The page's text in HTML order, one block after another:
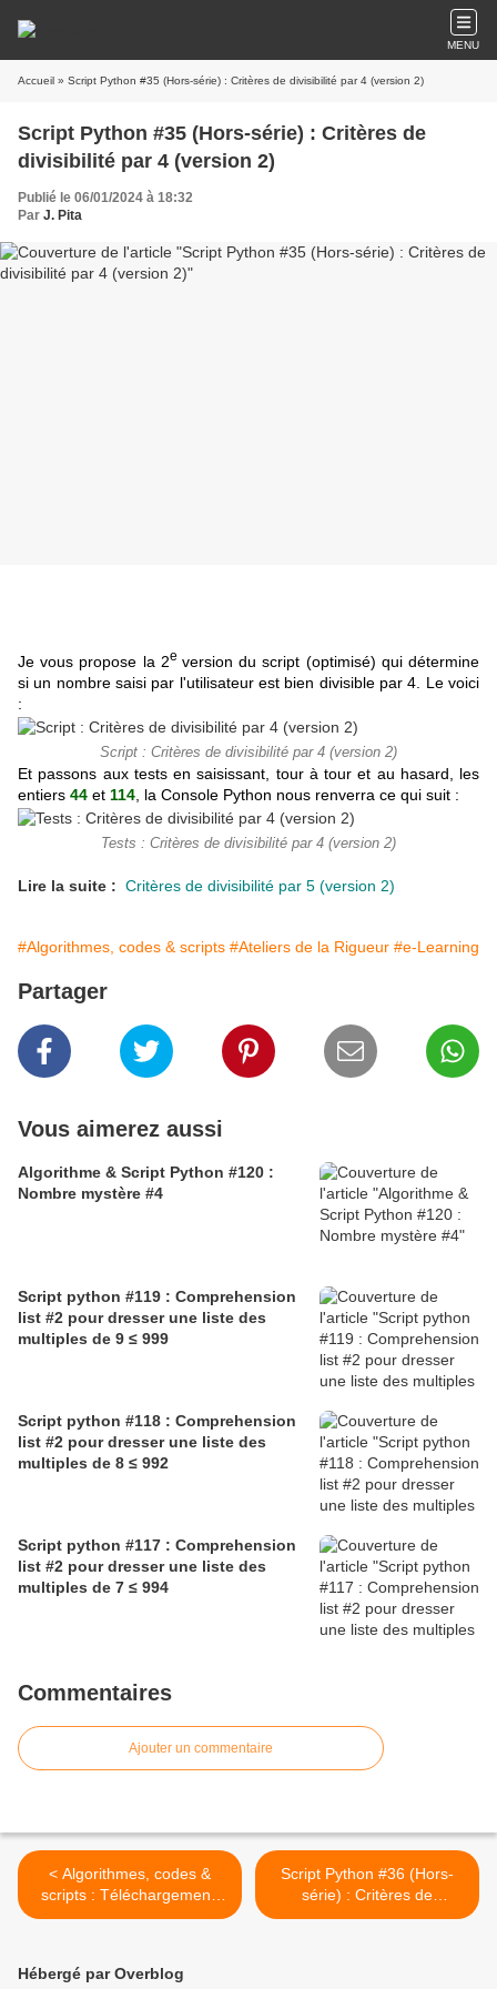
MENU
Accueil » Script Python #35 (Hors-série) : Critères de divisibilité par 4 (version 2)
Script Python #35 (Hors-série) : Critères de
divisibilité par 4 (version 2)
Publié le 06/01/2024 à 18:32
Par J. Pita
Je vous propose la 2e version du script (optimisé) qui détermine
si un nombre saisi par l'utilisateur est bien divisible par 4. Le voici
:
Script : Critères de divisibilité par 4 (version 2)
Et passons aux tests en saisissant, tour à tour et au hasard, les
entiers 44 et 114 , la Console Python nous renverra ce qui suit :
Tests : Critères de divisibilité par 4 (version 2)
Lire la suite : Critères de divisibilité par 5 (version 2)
#Algorithmes, codes & scripts #Ateliers de la Rigueur #e-Learning
Partager
Vous aimerez aussi
Algorithme & Script Python #120 :
Nombre mystère #4
Script python #119 : Comprehension
list #2 pour dresser une liste des
multiples de 9 ≤ 999
Script python #118 : Comprehension
list #2 pour dresser une liste des
multiples de 8 ≤ 992
Script python #117 : Comprehension
list #2 pour dresser une liste des
multiples de 7 ≤ 994
Commentaires
Ajouter un commentaire
< Algorithmes, codes &
scripts : Téléchargement,
installation & configuration
Script Python #36 (Hors-
série) : Critères de
divisibilité par 5 (version 2)
Hébergé par Overblog